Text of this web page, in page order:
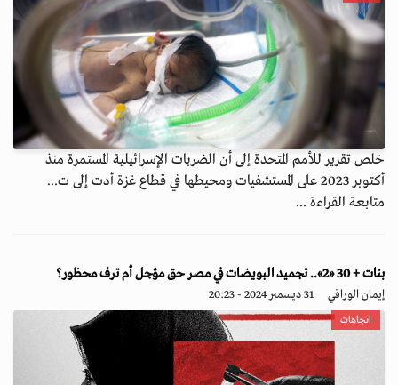
خلص تقرير للأمم المتحدة إلى أن الضربات الإسرائيلية المستمرة منذ
أكتوبر 2023 على المستشفيات ومحيطها في قطاع غزة أدت إلى ت...
متابعة القراءة ...
بنات + 30 «2».. تجميد البويضات في مصر حق مؤجل أم ترف محظور؟
إيمان الوراقي 31 ديسمبر 2024 - 20:23
اتجاهات